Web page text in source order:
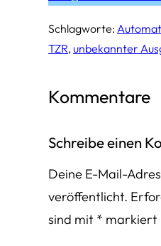
Schlagworte:
TZR, unbekannter
Kommentare
Schreibe einen
Deine E-Mail-
veröffentlicht.
sind mit * markiert